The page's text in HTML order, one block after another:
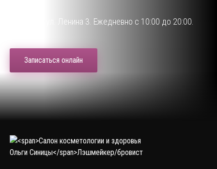
г. Кириши, ул. Ленина 3. Ежедневно с 10:00 до 20:00.
Записаться онлайн